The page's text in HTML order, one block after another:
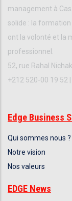
management à
solide : la
ont la volonté et la
professionnel.
52, rue Rahal
+212 520-00 19 52 |
Edge Business
Qui sommes nous ?
Notre vision
Nos valeurs
EDGE News